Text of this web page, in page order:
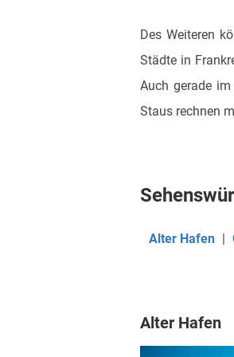
Des Weiteren
Städte in
Auch gerade
Staus rechnen
Alter Hafen |
Alter Hafen